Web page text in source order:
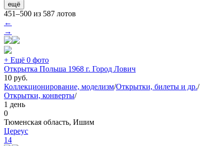
ещё
451–500 из 587 лотов
←
→
+ Ещё 0 фото
Открытка Польша 1968 г. Город Лович
10 руб.
Коллекционирование, моделизм/Открытки, билеты и др./
Открытки, конверты/
1 день
0
Тюменская область, Ишим
Цереус
14